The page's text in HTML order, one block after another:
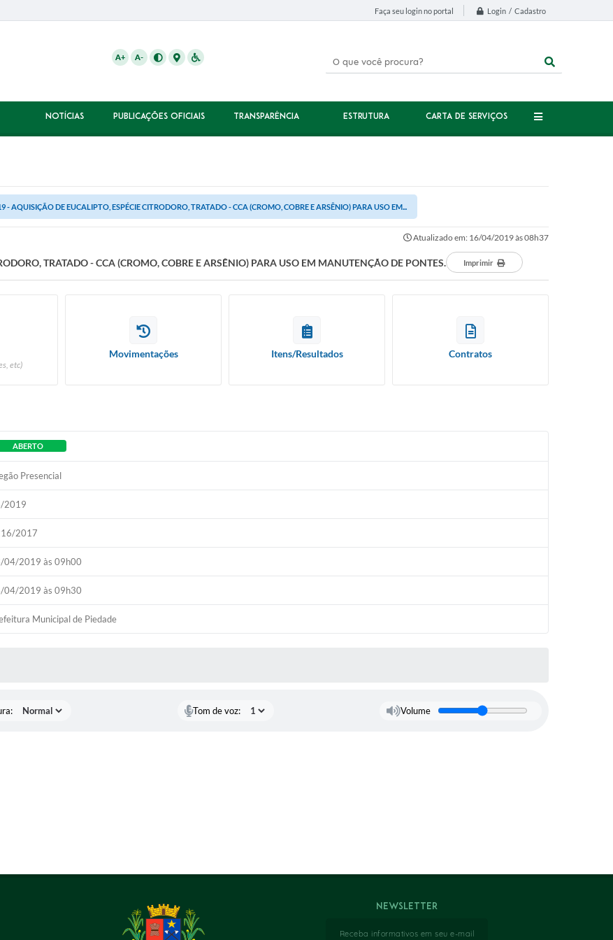
Faça seu login no portal Login / Cadastro
A+ A-
NOTÍCIAS PUBLICAÇÕES OFICIAIS TRANSPARÊNCIA ESTRUTURA CARTA DE SERVIÇOS
- AQUISIÇÃO DE EUCALIPTO, ESPÉCIE CITRODORO, TRATADO - CCA (CROMO, COBRE E ARSÊNIO) PARA USO EM...
Atualizado em: 16/04/2019 às 08h37
TRATADO - CCA (CROMO, COBRE E ARSÊNIO) PARA USO EM MANUTENÇÃO DE PONTES. Imprimir
etc)
Movimentações Itens/Resultados Contratos
ABERTO
Presencial
2019
2017
04/2019 às 09h00
04/2019 às 09h30
Municipal de Piedade
Tom de voz: Volume
Newsletter
Receba informativos em seu e-mail